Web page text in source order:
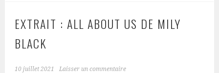
EXTRAIT : ALL ABOUT US DE MILY
BLACK
10 juillet 2021 Laisser un commentaire